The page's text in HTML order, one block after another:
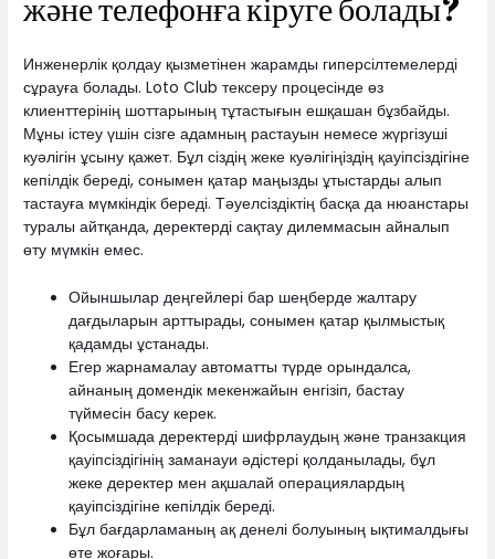
Инженерлік қолдау қызметінен жарамды гиперсілтемелерді
сұрауға болады. Loto Club тексеру процесінде өз
клиенттерінің шоттарының тұтастығын ешқашан бұзбайды.
Мұны істеу үшін сізге адамның растауын немесе жүргізуші
куәлігін ұсыну қажет. Бұл сіздің жеке куәлігіңіздің қауіпсіздігіне
кепілдік береді, сонымен қатар маңызды ұтыстарды алып
тастауға мүмкіндік береді. Тәуелсіздіктің басқа да нюанстары
туралы айтқанда, деректерді сақтау дилеммасын айналып
өту мүмкін емес.
Ойыншылар деңгейлері бар шеңберде жалтару
дағдыларын арттырады, сонымен қатар қылмыстық
қадамды ұстанады.
Егер жарнамалау автоматты түрде орындалса,
айнаның домендік мекенжайын енгізіп, бастау
түймесін басу керек.
Қосымшада деректерді шифрлаудың және транзакция
қауіпсіздігінің заманауи әдістері қолданылады, бұл
жеке деректер мен ақшалай операциялардың
қауіпсіздігіне кепілдік береді.
Бұл бағдарламаның ақ денелі болуының ықтималдығы
өте жоғары.